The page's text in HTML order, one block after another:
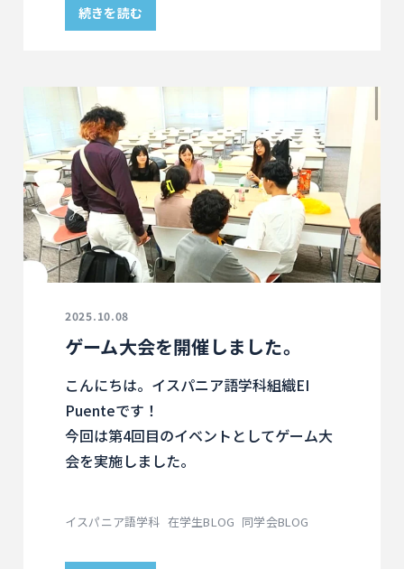
続きを読む
2025.10.08
ゲーム大会を開催しました。
こんにちは。イスパニア語学科組織EI
Puenteです！
今回は第4回目のイベントとしてゲーム大
会を実施しました。
イスパニア語学科 在学生BLOG 同学会BLOG